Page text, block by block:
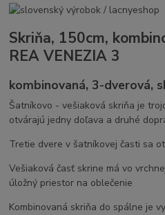
Skriňa, 150cm,
REA VENEZIA 3
kombinovaná, 3-dverová,
Šatníkovo - vešiaková skriňa je
otvárajú jedny doľava a druhé
Tretie dvere v šatníkovej časti sa
Vešiaková časť skrine má vo
úložný priestor na oblečenie
Kombinovaná skriňa do spálne je